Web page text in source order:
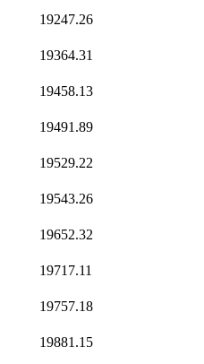
19247.26
19364.31
19458.13
19491.89
19529.22
19543.26
19652.32
19717.11
19757.18
19881.15